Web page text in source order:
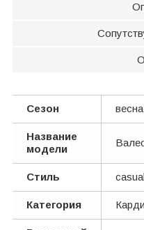
Сезон
Название
модели
Стиль casual
Категория